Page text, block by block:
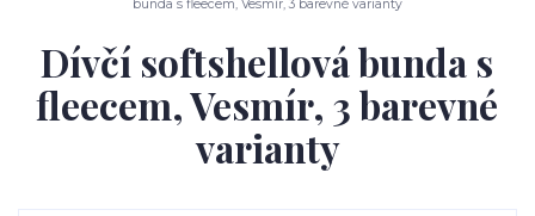
bunda s fleecem, Vesmír, 3 barevné varianty
Dívčí softshellová bunda s
fleecem, Vesmír, 3 barevné
varianty